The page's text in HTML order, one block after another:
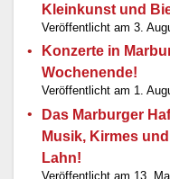
Kleinkunst und
3.
Konzerte in
Wochenende!
1.
Das Marburger
Musik, Kirmes
Lahn!
13.